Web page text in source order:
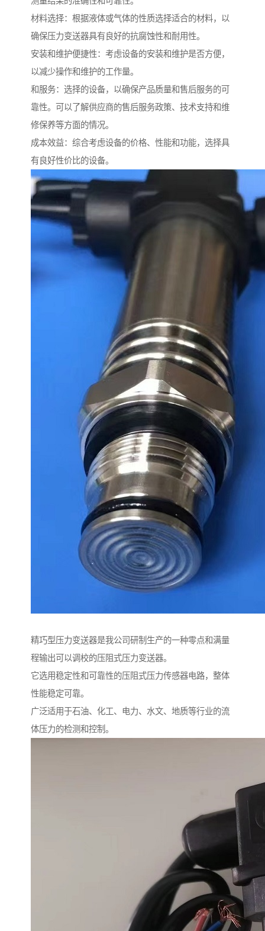
材料选择：根据液体或气体的性质选择适合的材料，以
确保压力变送器具有良好的抗腐蚀性和耐用性。
安装和维护便捷性：考虑设备的安装和维护是否方便，
以减少操作和维护的工作量。
和服务：选择的设备，以确保产品质量和售后服务的可
靠性。可以了解供应商的售后服务政策、技术支持和维
修保养等方面的情况。
成本效益：综合考虑设备的价格、性能和功能，选择具
有良好性价比的设备。
精巧型压力变送器是我公司研制生产的一种零点和满量
程输出可以调校的压阻式压力变送器。
它选用稳定性和可靠性的压阻式压力传感器电路，整体
性能稳定可靠。
广泛适用于石油、化工、电力、水文、地质等行业的流
体压力的检测和控制。